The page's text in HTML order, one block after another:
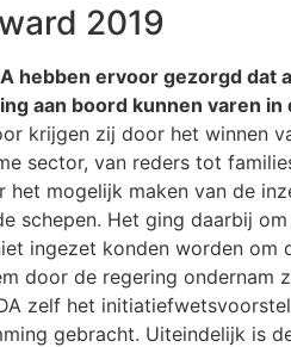
2019
hebben ervoor gezorgd dat
aan boord kunnen varen in
krijgen zij door het winnen
sector, van reders tot
mogelijk maken van de
schepen. Het ging daarbij
ingezet konden worden om
door de regering ondernam
zelf het
gebracht. Uiteindelijk is